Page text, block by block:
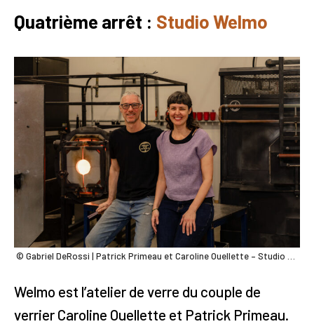
Quatrième arrêt : Studio Welmo
© Gabriel DeRossi | Patrick Primeau et Caroline Ouellette – Studio Welmo
Welmo est l’atelier de verre du couple de
verrier Caroline Ouellette et Patrick Primeau.